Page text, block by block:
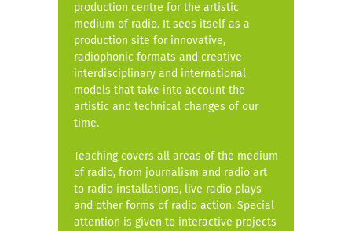
production centre for the artistic
medium of radio. It sees itself as a
production site for innovative,
radiophonic formats and creative
interdisciplinary and international
models that take into account the
artistic and technical changes of our
time.
Teaching covers all areas of the medium
of radio, from journalism and radio art
to radio installations, live radio plays
and other forms of radio action. Special
attention is given to interactive projects